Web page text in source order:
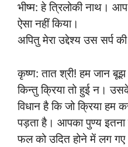
भीष्म: हे त्रिलोकी नाथ।
ऐसा नहीं किया।
अपितु मेरा उद्देश्य उस सर्प
कृष्ण: तात श्री! हम जान
किन्तु क्रिया तो हुई न।
विधान है कि जो क्रिया हम
पड़ता है। आपका पुण्य
फल को उदित होने में लग